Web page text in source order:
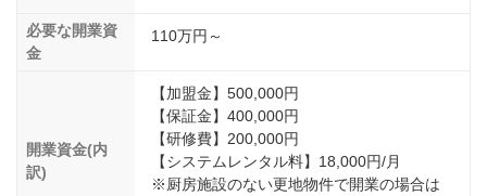
必要な開業資
金
110万円～
開業資金(内
訳)
【加盟金】500,000円
【保証金】400,000円
【研修費】200,000円
【システムレンタル料】18,000円/月
※厨房施設のない更地物件で開業の場合は